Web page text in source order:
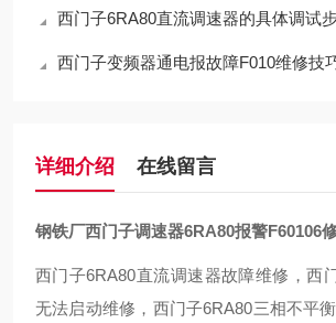
西门子6RA80直流调速器的具体调试步骤
西门子变频器通电报故障F010维修技
详细介绍 在线留言
钢铁厂西门子调速器6RA80报警F60106
西门子6RA80直流调速器故障维修，西
无法启动维修，西门子6RA80三相不平